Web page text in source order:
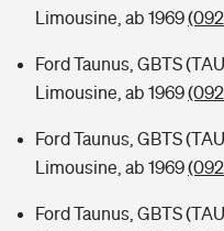
Limousine, ab 1969
Ford Taunus, GBTS
Limousine, ab 1969
Ford Taunus, GBTS
Limousine, ab 1969
Ford Taunus, GBTS